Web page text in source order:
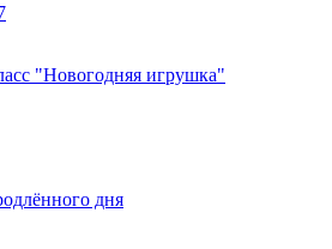
"Новогодняя игрушка"
дня